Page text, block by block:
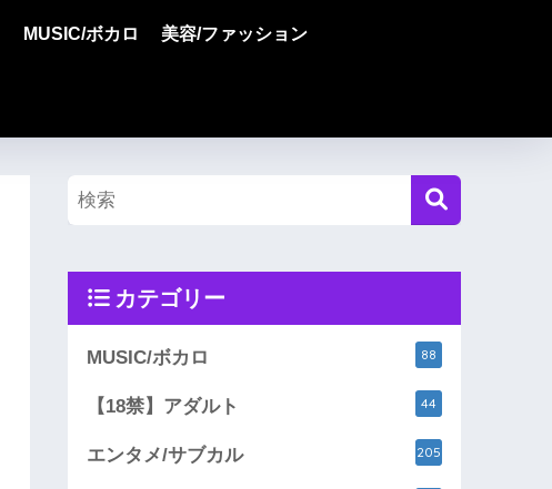
MUSIC/ボカロ 美容/ファッション
カテゴリー
MUSIC/ボカロ 88
【18禁】アダルト 44
エンタメ/サブカル 205